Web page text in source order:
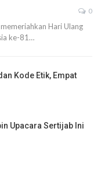
0
Hari Ulang
ke-81…
Kode Etik, Empat
Upacara Sertijab Ini